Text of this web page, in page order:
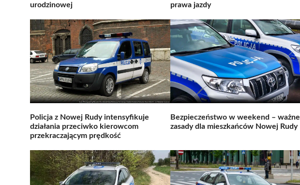
urodzinowej
prawa jazdy
Policja z Nowej Rudy intensyfikuje
działania przeciwko kierowcom
przekraczającym prędkość
Bezpieczeństwo w weekend – ważne
zasady dla mieszkańców Nowej Rudy